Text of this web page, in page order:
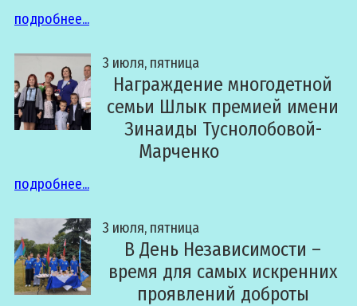
подробнее...
3 июля, пятница
Награждение многодетной
семьи Шлык премией имени
Зинаиды Туснолобовой-
Марченко
подробнее...
3 июля, пятница
В День Независимости –
время для самых искренних
проявлений доброты